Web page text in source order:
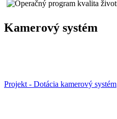
Kamerový systém
Projekt - Dotácia kamerový systém